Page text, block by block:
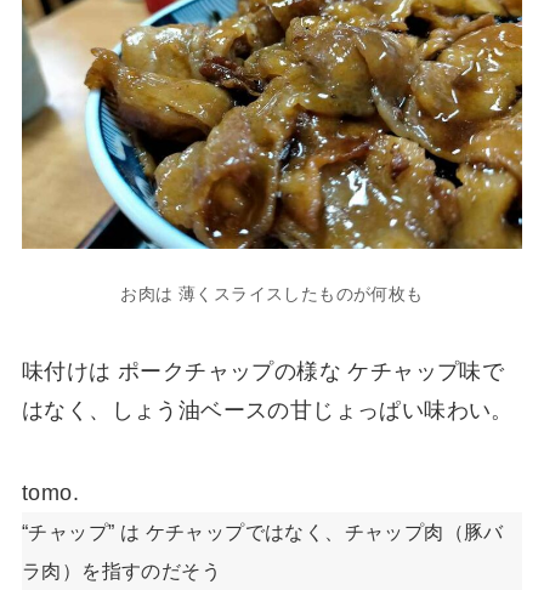
お肉は 薄くスライスしたものが何枚も
味付けは ポークチャップの様な ケチャップ味で
はなく、しょう油ベースの甘じょっぱい味わい。
tomo.
“チャップ” は ケチャップではなく、チャップ肉（豚バ
ラ肉）を指すのだそう